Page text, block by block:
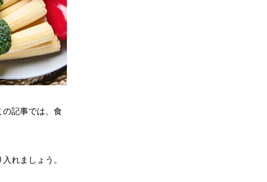
記事では、食
れましょう。